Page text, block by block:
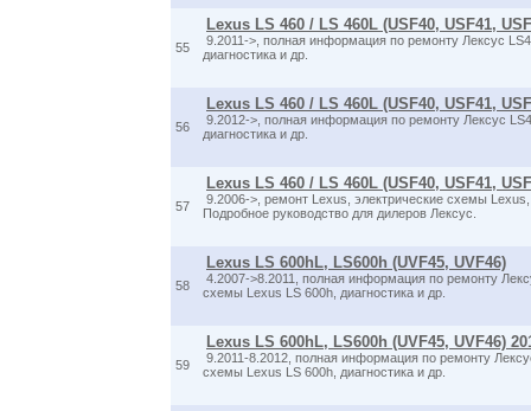
55
Lexus LS 460 / LS 460L (USF40, USF41,
9.2011->, полная информация по ремонту Лексус
диагностика и др.
56
Lexus LS 460 / LS 460L (USF40, USF41,
9.2012->, полная информация по ремонту Лексус
диагностика и др.
57
Lexus LS 460 / LS 460L (USF40, USF41,
9.2006->, ремонт Lexus, электрические схемы Lexus,
Подробное руководство для дилеров Лексус.
58
Lexus LS 600hL, LS600h (UVF45, UVF46)
4.2007->8.2011, полная информация по ремонту
схемы Lexus LS 600h, диагностика и др.
59
Lexus LS 600hL, LS600h (UVF45, UVF46)
9.2011-8.2012, полная информация по ремонту
схемы Lexus LS 600h, диагностика и др.